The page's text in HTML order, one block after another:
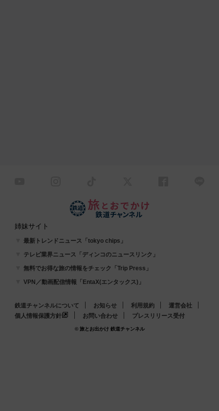
姉妹サイト
最新トレンドニュース「tokyo chips」
テレビ業界ニュース「ディンコのニュースリンク」
無料でお得な旅の情報をチェック「Trip Press」
VPN／動画配信情報「EntaX(エンタックス)」
鉄道チャンネルについて お知らせ 利用規約
運営会社
個人情報保護方針
お問い合わせ プレスリリース受付
© 旅とお出かけ 鉄道チャンネル